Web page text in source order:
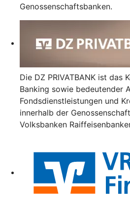
Genossenschaftsbanken.
Die DZ PRIVATBANK ist das
Banking sowie bedeutender
Fondsdienstleistungen und
innerhalb der
Volksbanken